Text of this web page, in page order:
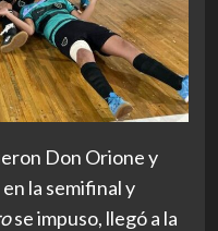
Don Orione y
la semifinal y
se impuso, llegó a la